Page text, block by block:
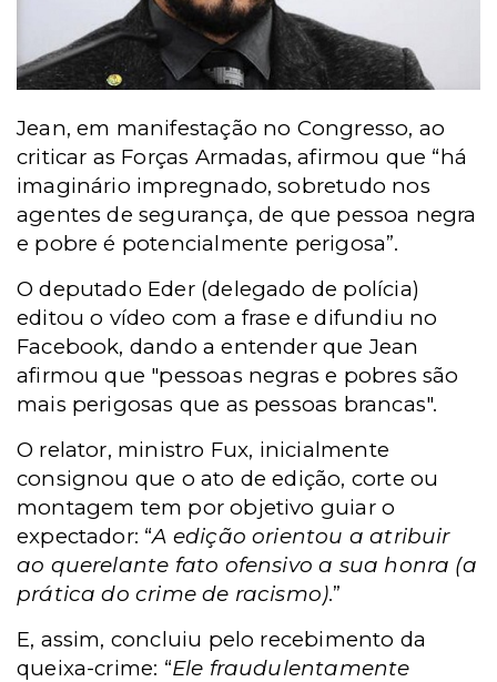
Jean, em manifestação no Congresso, ao
criticar as Forças Armadas, afirmou que “há
imaginário impregnado, sobretudo nos
agentes de segurança, de que pessoa negra
e pobre é potencialmente perigosa”.
O deputado Eder (delegado de polícia)
editou o vídeo com a frase e difundiu no
Facebook, dando a entender que Jean
afirmou que "pessoas negras e pobres são
mais perigosas que as pessoas brancas".
O relator, ministro Fux, inicialmente
consignou que o ato de edição, corte ou
montagem tem por objetivo guiar o
expectador: “A edição orientou a atribuir
ao querelante fato ofensivo a sua honra (a
prática do crime de racismo).”
E, assim, concluiu pelo recebimento da
queixa-crime: “Ele fraudulentamente